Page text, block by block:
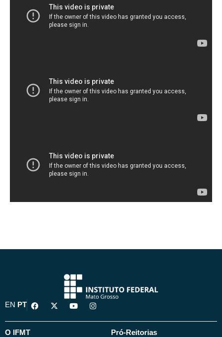
EN PT
F
a
e
X
-
w
Y
o
t
I
n
t
O IFMT Pró-Reitorias